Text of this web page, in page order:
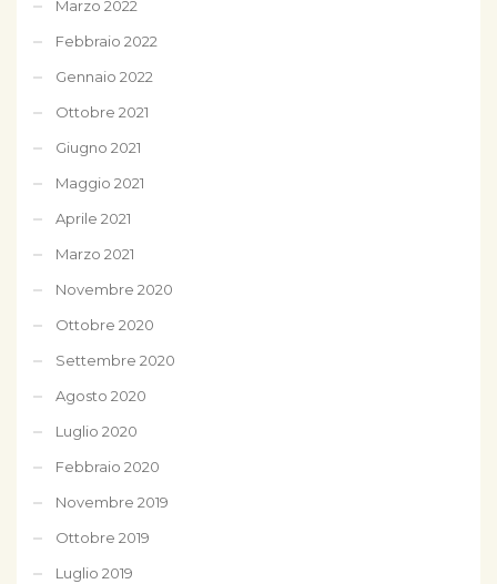
Marzo 2022
Febbraio 2022
Gennaio 2022
Ottobre 2021
Giugno 2021
Maggio 2021
Aprile 2021
Marzo 2021
Novembre 2020
Ottobre 2020
Settembre 2020
Agosto 2020
Luglio 2020
Febbraio 2020
Novembre 2019
Ottobre 2019
Luglio 2019